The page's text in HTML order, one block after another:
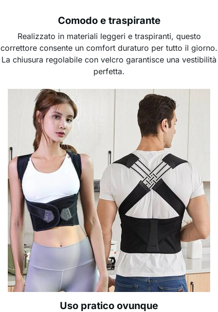
Comodo e traspirante
Realizzato in materiali leggeri e traspiranti, questo
correttore consente un comfort duraturo per tutto il giorno.
La chiusura regolabile con velcro garantisce una vestibilità
perfetta.
Uso pratico ovunque